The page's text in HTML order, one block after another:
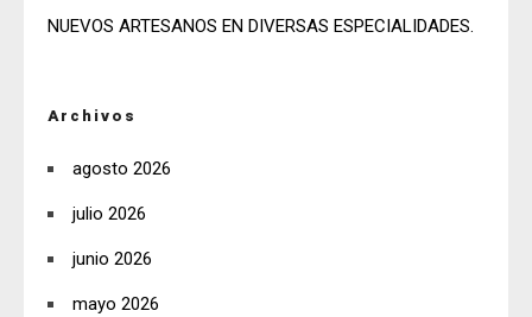
NUEVOS ARTESANOS EN DIVERSAS ESPECIALIDADES.
Archivos
agosto 2026
julio 2026
junio 2026
mayo 2026